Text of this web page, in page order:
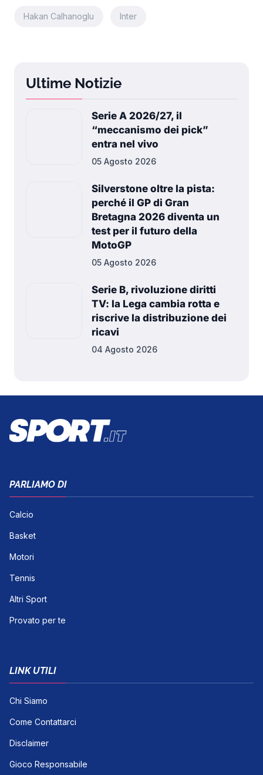
Hakan Calhanoglu Inter
Ultime Notizie
Serie A 2026/27, il
“meccanismo dei pick”
entra nel vivo
05 Agosto 2026
Silverstone oltre la pista:
perché il GP di Gran
Bretagna 2026 diventa un
test per il futuro della
MotoGP
05 Agosto 2026
Serie B, rivoluzione diritti
TV: la Lega cambia rotta e
riscrive la distribuzione dei
ricavi
04 Agosto 2026
PARLIAMO DI
Calcio
Basket
Motori
Tennis
Altri Sport
Provato per te
LINK UTILI
Chi Siamo
Come Contattarci
Disclaimer
Gioco Responsabile